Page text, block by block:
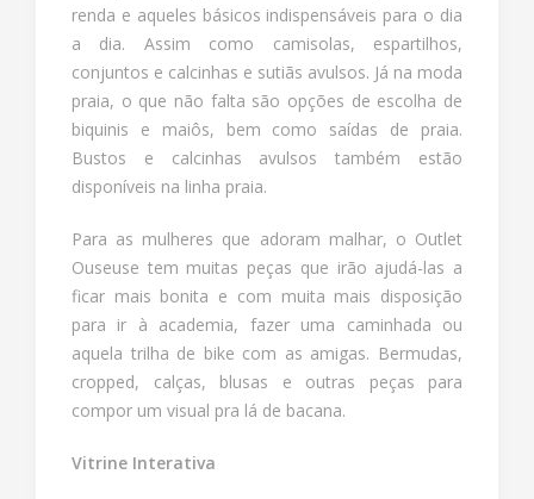
renda e aqueles básicos indispensáveis para o dia
a dia. Assim como camisolas, espartilhos,
conjuntos e calcinhas e sutiãs avulsos. Já na moda
praia, o que não falta são opções de escolha de
biquinis e maiôs, bem como saídas de praia.
Bustos e calcinhas avulsos também estão
disponíveis na linha praia.
Para as mulheres que adoram malhar, o Outlet
Ouseuse tem muitas peças que irão ajudá-las a
ficar mais bonita e com muita mais disposição
para ir à academia, fazer uma caminhada ou
aquela trilha de bike com as amigas. Bermudas,
cropped, calças, blusas e outras peças para
compor um visual pra lá de bacana.
Vitrine Interativa